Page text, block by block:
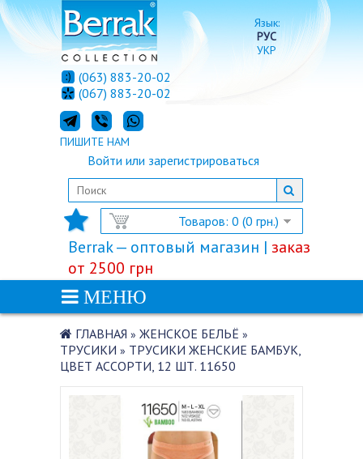
Язык:
РУС
УКР
Товаров: 0 (0 грн.)
Войти или зарегистрироваться
(063) 883-20-02
(067) 883-20-02
ПИШИТЕ НАМ
Berrak — оптовый магазин | заказ
от 2500 грн
МЕНЮ
ГЛАВНАЯ » ЖЕНСКОЕ БЕЛЬЁ »
ТРУСИКИ » ТРУСИКИ ЖЕНСКИЕ БАМБУК,
ЦВЕТ АССОРТИ, 12 ШТ. 11650